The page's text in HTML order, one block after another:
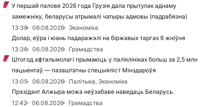
У першай палове 2026 года Грузія дала прытулак аднаму
замежніку, беларусы атрымалі чатыры адмовы (падрабязна)
13:38
06.08.2026
Эканоміка
Долар, еўра і юань падаражэлі на біржавых таргах 6 жніўня
13:36
06.08.2026
Грамадства
Штогод афтальмолагі прымаюць у паліклініках больш за 2,5 млн
пацыентаў — пазаштатны спецыяліст Мінздароўя
13:05
06.08.2026
Палітыка, Эканоміка
Прэзідэнт Алжыра можа неўзабаве наведаць Беларусь
12:42
06.08.2026
Грамадства